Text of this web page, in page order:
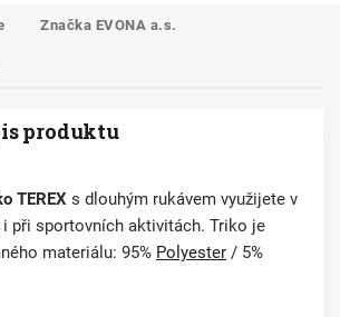
Značka EVONA a.s.
produktu
TEREX s dlouhým rukávem využijete v
i při sportovních aktivitách. Triko je
materiálu: 95% Polyester / 5%